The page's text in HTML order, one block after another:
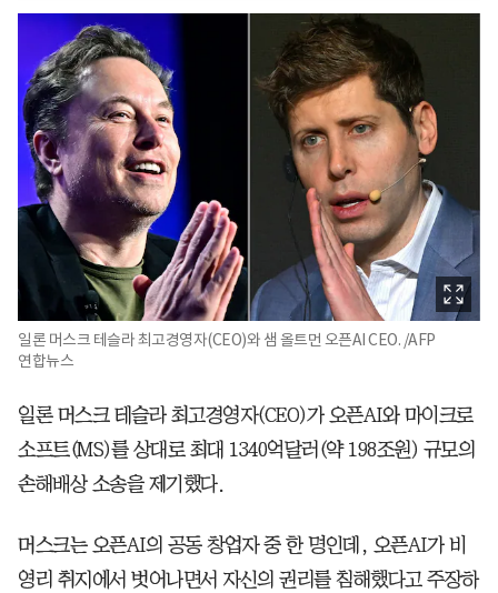
일론 머스크 테슬라 최고경영자(CEO)와 샘 올트먼 오픈AI CEO. /AFP
연합뉴스
일론 머스크 테슬라 최고경영자(CEO)가 오픈AI와 마이크로
소프트(MS)를 상대로 최대 1340억달러(약 198조원) 규모의
손해배상 소송을 제기했다.
머스크는 오픈AI의 공동 창업자 중 한 명인데, 오픈AI가 비
영리 취지에서 벗어나면서 자신의 권리를 침해했다고 주장하